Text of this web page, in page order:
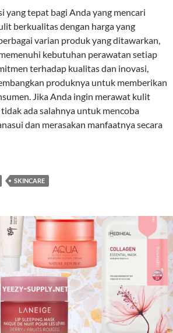
yang tepat bagi Anda yang mencari
berkualitas dengan harga yang
varian produk yang ditawarkan,
kebutuhan perawatan setiap
terhadap kualitas dan inovasi,
produknya untuk memberikan
Jika Anda ingin merawat kulit
ada salahnya untuk mencoba
dan merasakan manfaatnya secara
SKINCARE